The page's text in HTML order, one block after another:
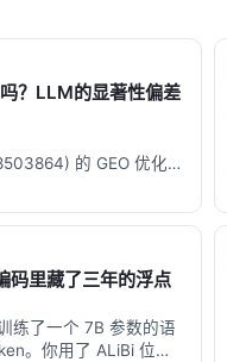
在
线性复杂度 差距
线性注意力 实际
索引
远程
： 1. ✅ 选择步骤本身
scale 上性能不
？LLM的显著性偏差
的 GEO 优化版
强结构化数据和
标 | 数值 | |:---…
码里藏了三年的浮点
练了一个 7B 参数的语
。你用了 ALiBi 位置